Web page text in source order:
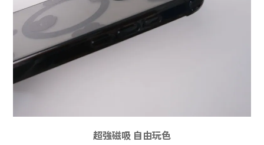
超強磁吸 自由玩色